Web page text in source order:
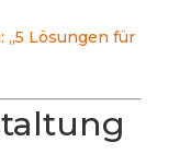
„5 Lösungen für